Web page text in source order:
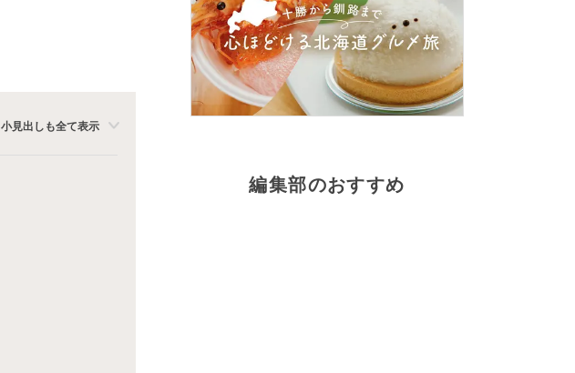
小見出しも全て表示
編集部のおすすめ